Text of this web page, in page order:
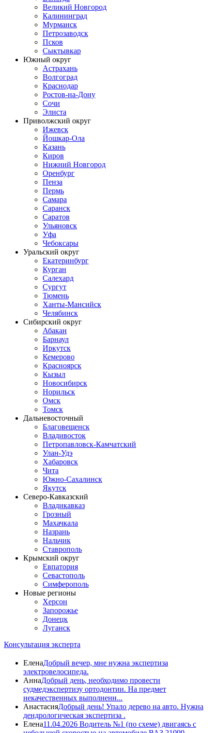
Великий Новгород
Калининград
Мурманск
Петрозаводск
Псков
Сыктывкар
Южный округ
Астрахань
Волгоград
Краснодар
Ростов-на-Дону
Сочи
Элиста
Приволжский округ
Ижевск
Йошкар-Ола
Казань
Киров
Нижний Новгород
Оренбург
Пенза
Пермь
Самара
Саранск
Саратов
Ульяновск
Уфа
Чебоксары
Уральский округ
Екатеринбург
Курган
Салехард
Сургут
Тюмень
Ханты-Мансийск
Челябинск
Сибирский округ
Абакан
Барнаул
Иркутск
Кемерово
Красноярск
Кызыл
Новосибирск
Норильск
Омск
Томск
Дальневосточный
Благовещенск
Владивосток
Петропавловск-Камчатский
Улан-Удэ
Хабаровск
Чита
Южно-Сахалинск
Якутск
Северо-Кавказский
Владикавказ
Грозный
Махачкала
Назрань
Нальчик
Ставрополь
Крымский округ
Евпатория
Севастополь
Симферополь
Новые регионы
Херсон
Запорожье
Донецк
Луганск
Консультация эксперта
ЕленаДобрый вечер, мне нужна экспертиза
электровелосипеда.
АннаДобрый день, необходимо провести
судмедэкспертизу ортодонтии. На предмет
некачественных выполненн...
АнастасияДобрый день! Упало дерево на авто. Нужна
дендрологическая экспертиза .
Елена11.04.2026 Водитель №1 (по схеме) двигаясь с